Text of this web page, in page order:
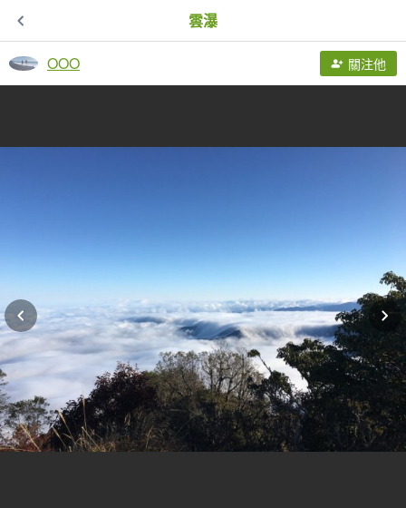
雲瀑
OOO 關注他